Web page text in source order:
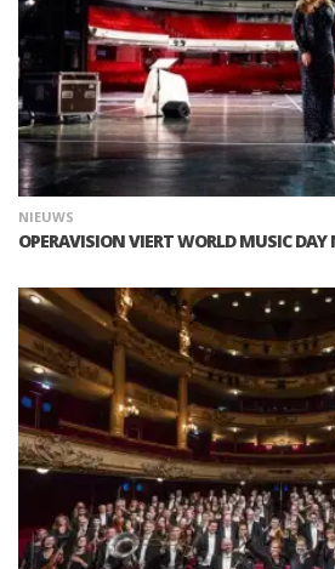
NIEUWS
OPERAVISION VIERT WORLD MUSIC DAY